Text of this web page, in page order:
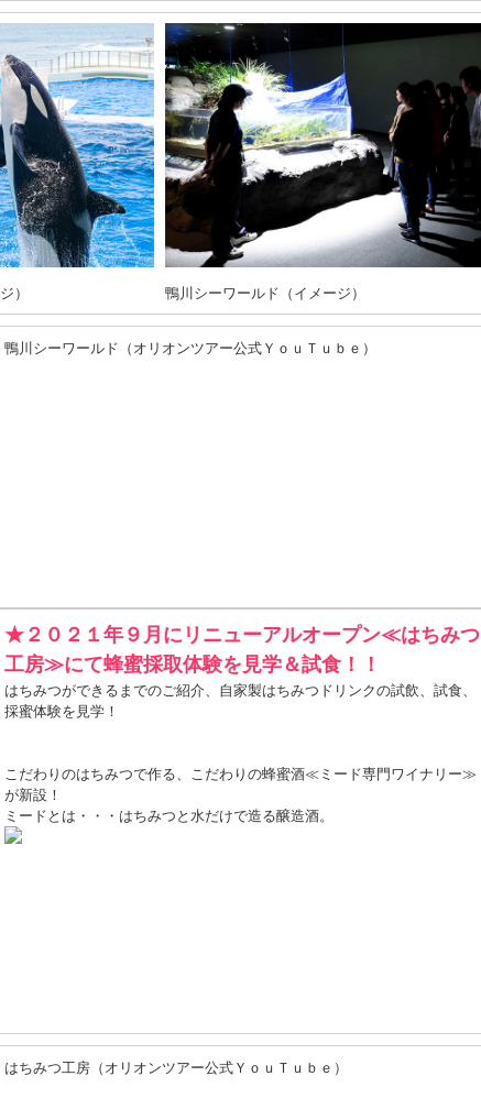
） 鴨川シーワールド（イメージ）
鴨川シーワールド（オリオンツアー公式ＹｏｕＴｕｂｅ）
★２０２１年９月にリニューアルオープン≪はちみつ
工房≫にて蜂蜜採取体験を見学＆試食！！
はちみつができるまでのご紹介、自家製はちみつドリンクの試飲、試食、
採蜜体験を見学！
こだわりのはちみつで作る、こだわりの蜂蜜酒≪ミード専門ワイナリー≫
が新設！
ミードとは・・・はちみつと水だけで造る醸造酒。
はちみつ工房（オリオンツアー公式ＹｏｕＴｕｂｅ）